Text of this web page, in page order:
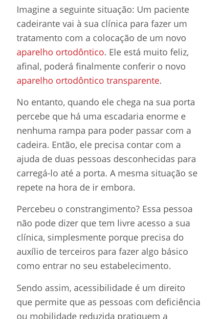
Imagine a seguinte situação: Um paciente
cadeirante vai à sua clínica para fazer um
tratamento com a colocação de um novo
aparelho ortodôntico. Ele está muito feliz,
afinal, poderá finalmente conferir o novo
aparelho ortodôntico transparente.
No entanto, quando ele chega na sua porta
percebe que há uma escadaria enorme e
nenhuma rampa para poder passar com a
cadeira. Então, ele precisa contar com a
ajuda de duas pessoas desconhecidas para
carregá-lo até a porta. A mesma situação se
repete na hora de ir embora.
Percebeu o constrangimento? Essa pessoa
não pode dizer que tem livre acesso a sua
clínica, simplesmente porque precisa do
auxílio de terceiros para fazer algo básico
como entrar no seu estabelecimento.
Sendo assim, acessibilidade é um direito
que permite que as pessoas com deficiência
ou mobilidade reduzida pratiquem a